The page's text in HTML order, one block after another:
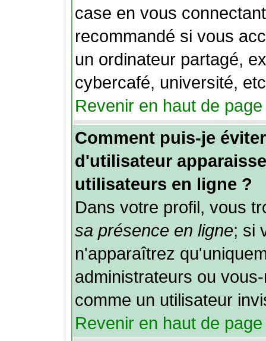
case en vous
recommandé si vous
un ordinateur partagé,
cybercafé, université,
Revenir en haut de page
Comment puis-je
d'utilisateur
utilisateurs en ligne ?
Dans votre profil, vous
sa présence en ligne; si
n'apparaîtrez
administrateurs ou
comme un utilisateur
Revenir en haut de page